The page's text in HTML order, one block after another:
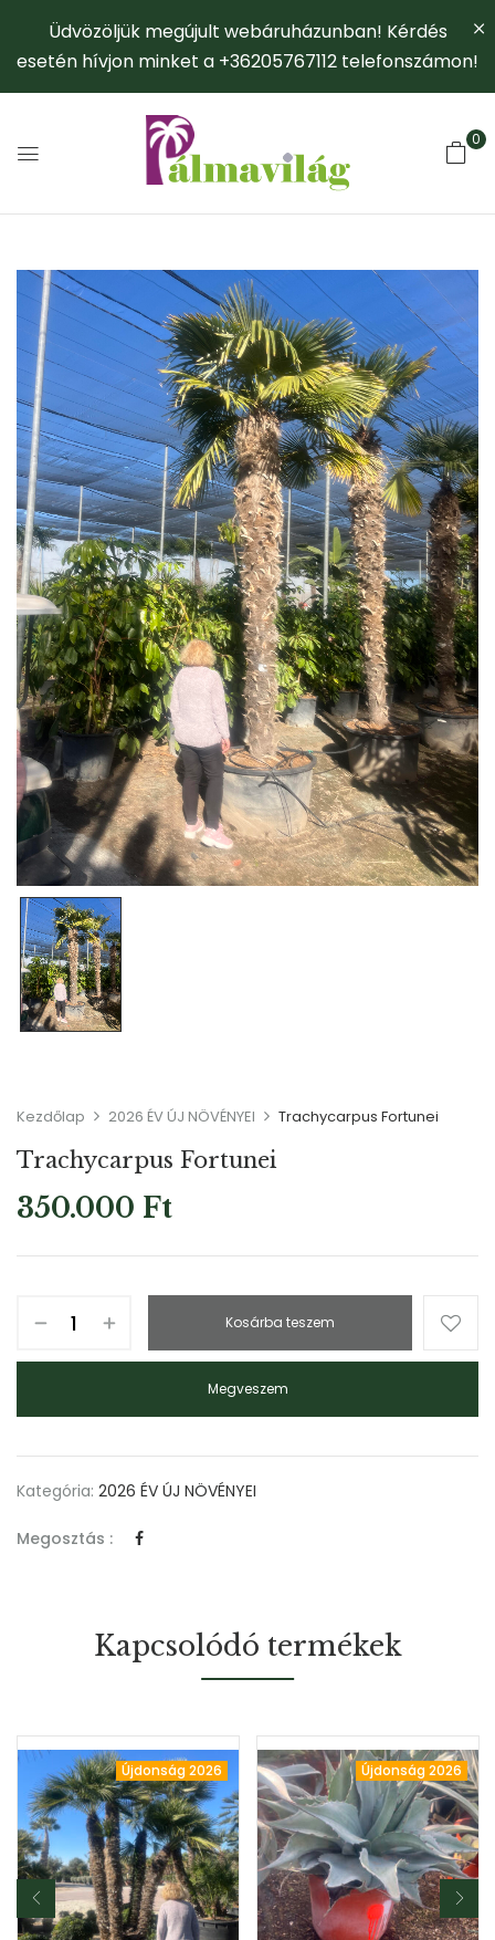
Üdvözöljük megújult webáruházunban! Kérdés
esetén hívjon minket a +36205767112 telefonszámon!
0
Kezdőlap 2026 ÉV ÚJ NÖVÉNYEI Trachycarpus Fortunei
Trachycarpus Fortunei
350.000 Ft
Kosárba teszem
Megveszem
Kategória: 2026 ÉV ÚJ NÖVÉNYEI
Megosztás :
Kapcsolódó termékek
Újdonság 2026 Újdonság 2026